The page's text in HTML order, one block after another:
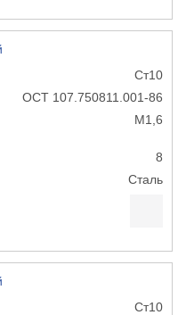
Ст10
ОСТ 107.750811.001-86
М1,6
8
Сталь
Ст10